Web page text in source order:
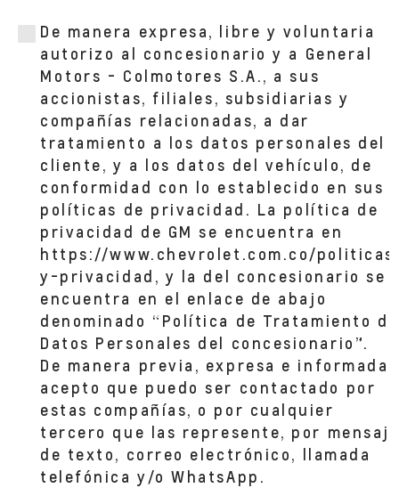
5
CARRERA 5 NRO. 27-70 SUR
CD AUTOSHOP CHIA
KILóMETRO 2.5 VíA CHíA-CAJICá
CHÍA, CUNDINAMA
CHIA TALLER
CALLE 30 NO. 2 ESTE 61-67 CHIA
CHIA, CUNDINAMA
CD AUTOSHOP MORATO
AV. CRA 70 NO 101-22
BOGOTA, CUNDINAMARCA
CD AUTOSHOP CC PASEO VILLA DEL RIO
CRA 63 NO 57G 46 SUR (CC PASEO VILLA
DEL RIO, LOCAL 134-135)
BOGOTA,
De manera expresa, libre y voluntaria
autorizo al concesionario y a General
Motors - Colmotores S.A., a sus
accionistas, filiales, subsidiarias y
compañías relacionadas, a dar
tratamiento a los datos personales del
cliente, y a los datos del vehículo, de
conformidad con lo establecido en sus
políticas de privacidad. La política de
privacidad de GM se encuentra en
https://www.chevrolet.com.co/
y-privacidad, y la del concesionario se
encuentra en el enlace de abajo
denominado “Política de Tratamiento de
Datos Personales del concesionario”.
De manera previa, expresa e informada,
acepto que puedo ser contactado por
estas compañías, o por cualquier
tercero que las represente, por
de texto, correo electrónico, llamada
telefónica y/o WhatsApp.